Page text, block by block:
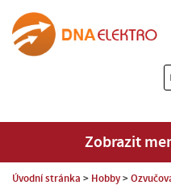
Zobrazit
Úvodní stránka Hobby